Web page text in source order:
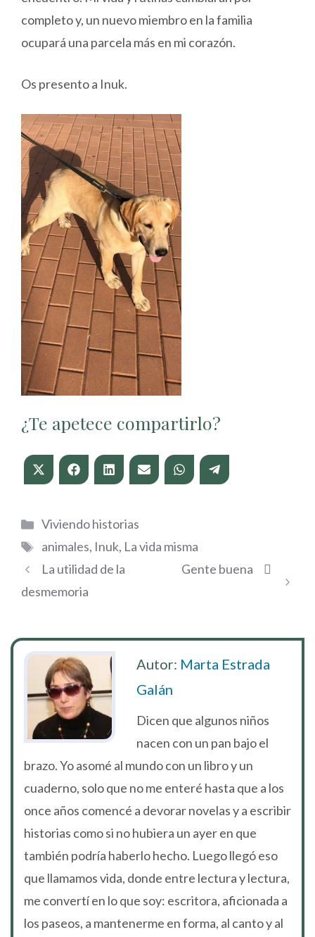
completo y, un nuevo miembro en la familia
ocupará una parcela más en mi corazón.
Os presento a Inuk.
¿Te apetece compartirlo?
Compartir
en
Compartir
en
Compartir
en
Compartir
en
Compartir
en
Compartir
en
Categorías
Viviendo historias
Etiquetas
animales, Inuk, La vida misma
La utilidad de la
desmemoria
Gente buena
Autor: Marta Estrada
Galán
Dicen que algunos niños
nacen con un pan bajo el
brazo. Yo asomé al mundo con un libro y un
cuaderno, solo que no me enteré hasta que a los
once años comencé a devorar novelas y a escribir
historias como si no hubiera un ayer en que
también podría haberlo hecho. Luego llegó eso
que llamamos vida, donde entre lectura y lectura,
me convertí en lo que soy: escritora, aficionada a
los paseos, a mantenerme en forma, al canto y al